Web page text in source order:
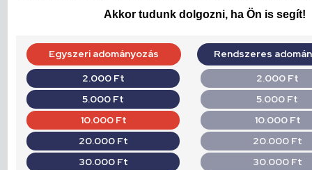
Akkor tudunk dolgozni, ha Ön is segít!